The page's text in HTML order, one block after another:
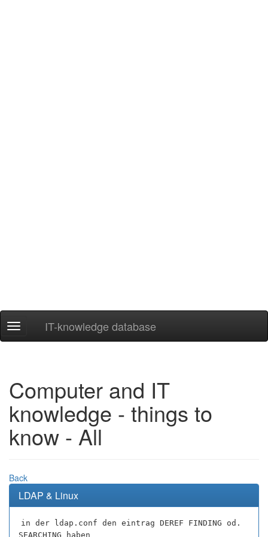
Navigation
ein-/ausblenden
IT-knowledge database
Computer and IT
knowledge - things to
know - All
Back
LDAP & Linux
in der ldap.conf den eintrag DEREF FINDING od.
SEARCHING haben